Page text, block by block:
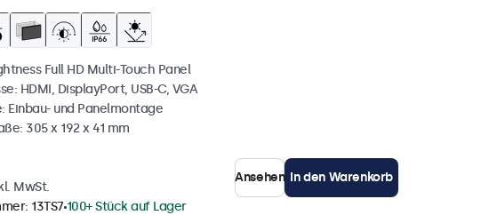
Full HD Multi-Touch Panel
HDMI, DisplayPort, USB-C, VGA
Einbau- und Panelmontage
305 x 192 x 41 mm
MwSt.
Ansehen In den Warenkorb
13TS7 100+ Stück auf Lager